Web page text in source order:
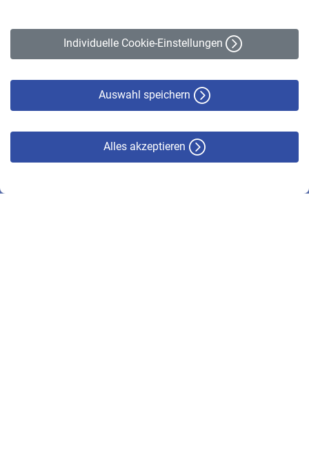
Individuelle Cookie-Einstellungen
Auswahl speichern
Alles akzeptieren
Erklärung zur Barrierefreiheit
© VBL 2026